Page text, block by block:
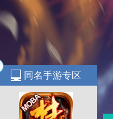
同名手游专区